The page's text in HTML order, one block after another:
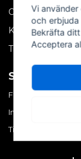
Om oss
Köpvillkor
Tips & trix
SOCIALA
Facebook
Instagram
TikTok
Vi
och erbjuda
Bekräfta
Acceptera